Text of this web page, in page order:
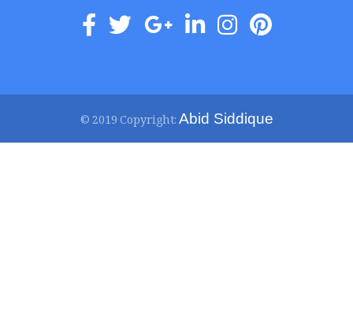
© 2019 Copyright:Abid Siddique